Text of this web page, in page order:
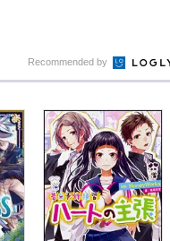
Recommended by